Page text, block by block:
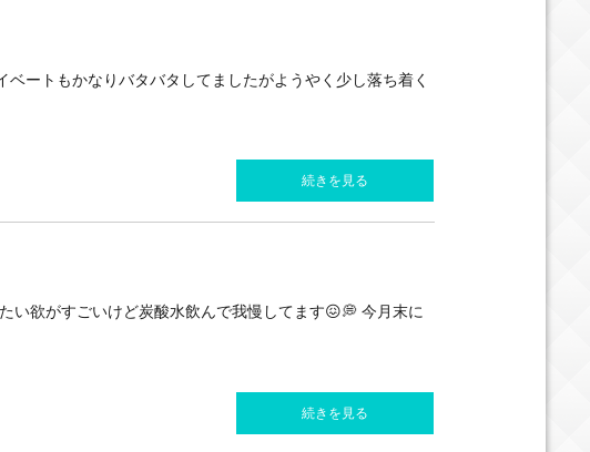
ートもかなりバタバタしてましたがようやく少し落ち着く
続きを見る
欲がすごいけど炭酸水飲んで我慢してます😖💭 今月末に
続きを見る